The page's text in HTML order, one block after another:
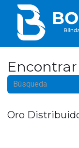
IR AL CONTENIDO
Oro